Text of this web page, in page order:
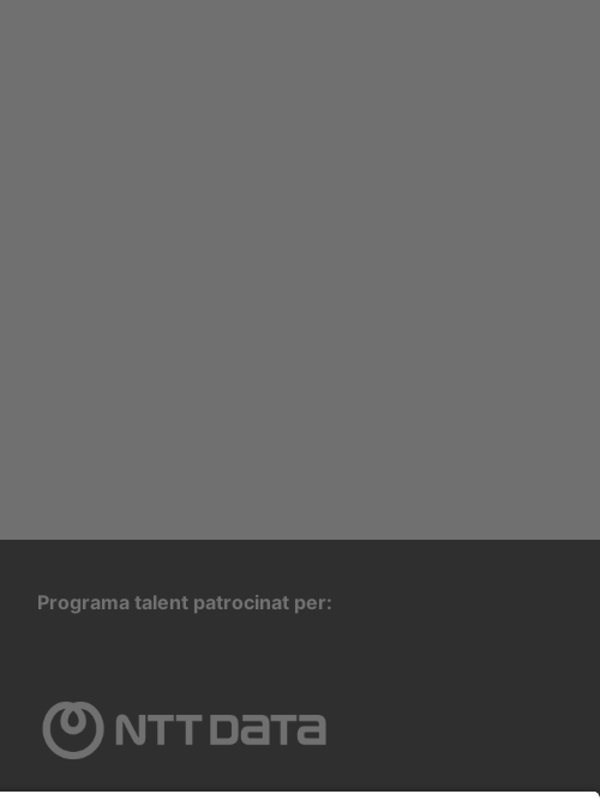
Programa talent patrocinat per: